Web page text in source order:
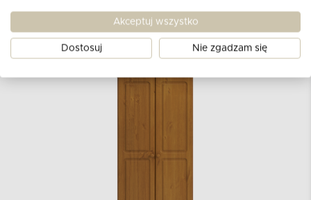
Akceptuj wszystko
Dostosuj Nie zgadzam się